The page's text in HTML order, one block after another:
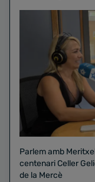
Parlem amb
centenari Celler Gelida de Sants, que enguany faran el pregó
de la Mercè